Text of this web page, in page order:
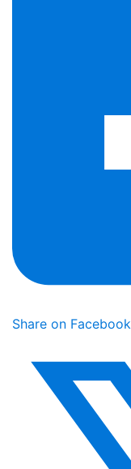
Share on Facebook